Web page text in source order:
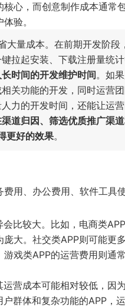
心，而创意制作成本通
验。
量成本。在前期开发阶段
拉起安装、下载注册量统
时间的开发维护时间。如
关功能的开发，同时运营
力的开发时间，还能让运
道归因、筛选优质推广渠
更好的效果。
用、办公费用、软件工具
比较大。比如，电商类
大。社交类APP则可能更
戏类APP的运营费用则通
营成本可能相对较低，因
群体和复杂功能的APP，